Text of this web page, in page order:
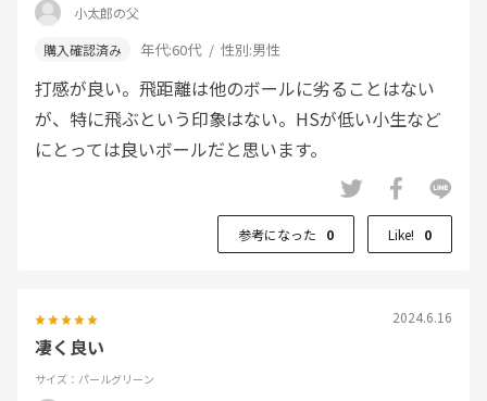
小太郎の父
年代:60代 性別:男性
打感が良い。飛距離は他のボールに劣ることはない
が、特に飛ぶという印象はない。HSが低い小生など
にとっては良いボールだと思います。
参考になった 0 Like! 0
2024.6.16
凄く良い
サイズ：パールグリーン